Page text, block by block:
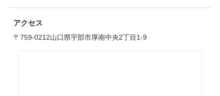
アクセス
〒759-0212山口県宇部市厚南中央2丁目1-9